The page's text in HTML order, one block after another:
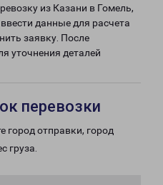
из Казани в Гомель,
данные для расчета
заявку. После
уточнения деталей
перевозки
город отправки, город
груза.